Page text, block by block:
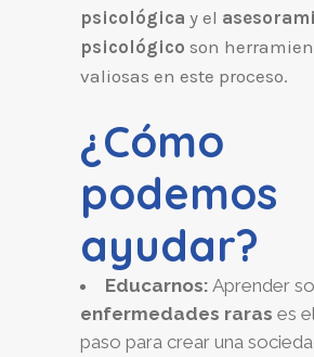
psicológica y el
psicológico son
valiosas en este proceso.
¿Cómo
podemos
ayudar?
Educarnos: Aprender
enfermedades raras es
paso para crear una